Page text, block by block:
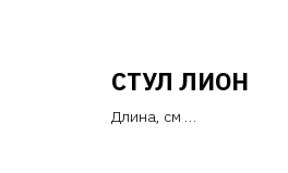
СТУЛ ЛИОН
Длина, см